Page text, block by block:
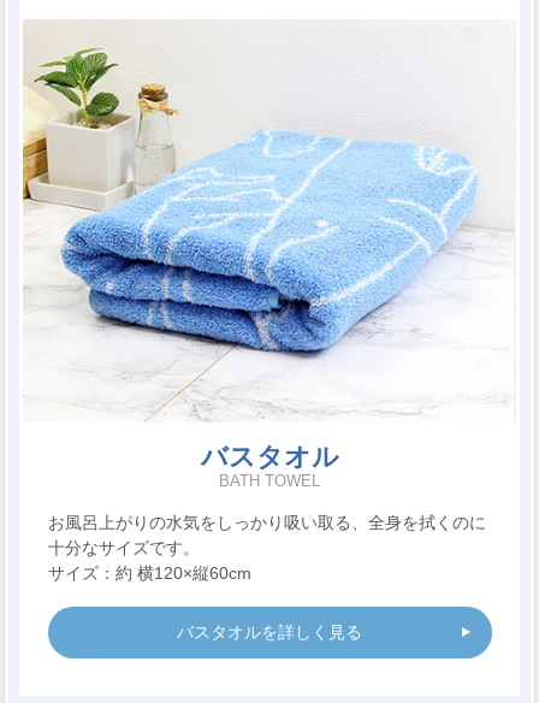
バスタオル
BATH TOWEL
お風呂上がりの水気をしっかり吸い取る、全身を拭くのに
十分なサイズです。
サイズ：約 横120×縦60cm
バスタオルを詳しく見る